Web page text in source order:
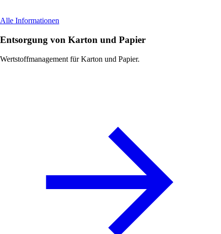
Alle Informationen
Entsorgung von Karton und Papier
Wertstoffmanagement für Karton und Papier.